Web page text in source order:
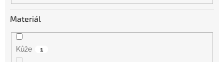
Materiál
Kůže 1